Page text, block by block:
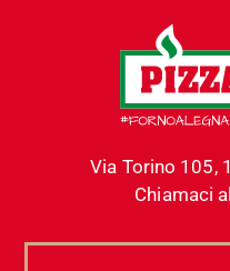
Via Torino 105,
Chiamaci al